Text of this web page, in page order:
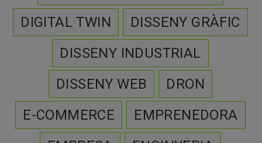
DIGITAL TWIN
DISSENY GRÀFIC
DISSENY INDUSTRIAL
DISSENY WEB
DRON
E-COMMERCE
EMPRENEDORA